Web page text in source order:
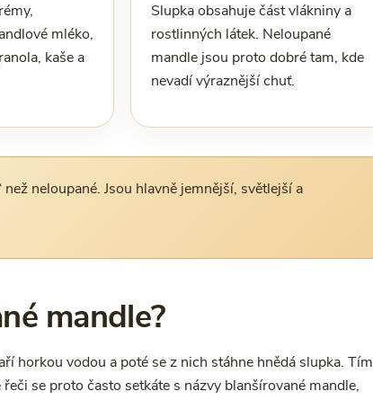
mléko,
kaše a
Slupka obsahuje část vlákniny a
rostlinných látek. Neloupané
mandle jsou proto dobré tam, kde
nevadí výraznější chuť.
neloupané. Jsou hlavně jemnější, světlejší a
mandle?
horkou vodou a poté se z nich stáhne hnědá slupka. Tím
se proto často setkáte s názvy blanšírované mandle,